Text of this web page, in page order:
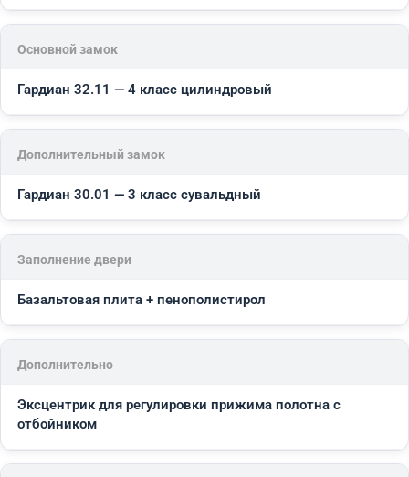
Основной замок
Гардиан 32.11 — 4 класс цилиндровый
Дополнительный замок
Гардиан 30.01 — 3 класс сувальдный
Заполнение двери
Базальтовая плита + пенополистирол
Дополнительно
Эксцентрик для регулировки прижима полотна с
отбойником